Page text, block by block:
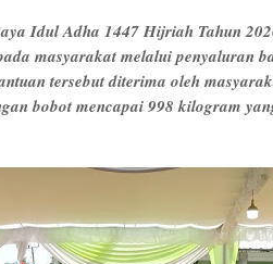
Idul Adha 1447 Hijriah Tahun
masyarakat melalui penyaluran
tersebut diterima oleh
bobot mencapai 998 kilogram